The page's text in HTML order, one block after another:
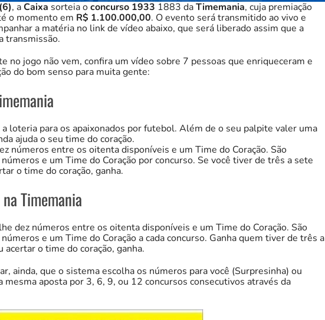
, aCaixa sorteia oconcurso 1933 1883 daTimemania, cuja premiação
o momento em R$ 1.100.000,00. O evento será transmitido ao vivo e
a matéria no link de vídeo abaixo, que será liberado assim que a
transmissão.
no jogo não vem, confira um vídeo sobre 7 pessoas que enriqueceram e
do bom senso para muita gente:
loteria para os apaixonados por futebol. Além de o seu palpite valer uma
ajuda o seu time do coração.
números entre os oitenta disponíveis e um Time do Coração. São
e um Time do Coração por concurso. Se você tiver de três a sete
o time do coração, ganha.
Timemania
dez números entre os oitenta disponíveis e um Time do Coração. São
e um Time do Coração a cada concurso. Ganha quem tiver de três a
acertar o time do coração, ganha.
ainda, que o sistema escolha os números para você (Surpresinha) ou
mesma aposta por 3, 6, 9, ou 12 concursos consecutivos através da